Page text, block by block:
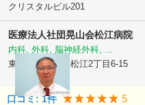
クリスタルビル201
医療法人社団晃山会松江病院
内科, 外科, 脳神経外科, ...
東京都江戸川区 松江2丁目6-15
口コミ:1件 5